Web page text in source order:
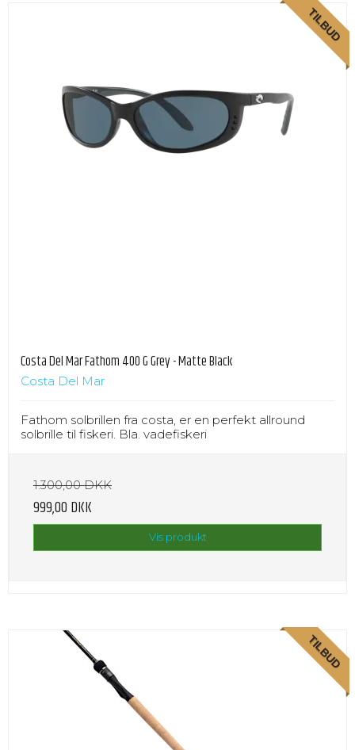
TILBUD
Costa Del Mar Fathom 400 G Grey - Matte Black
Costa Del Mar
Fathom solbrillen fra costa, er en perfekt allround
solbrille til fiskeri. Bla. vadefiskeri
1.300,00 DKK
999,00 DKK
Vis produkt
TILBUD